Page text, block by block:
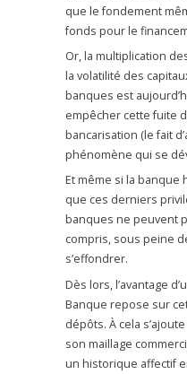
que le fondement
fonds pour le
Or, la multiplication
la volatilité des
banques est
empêcher cette fuite
bancarisation (le fait
phénomène qui se
Et même si la
que ces derniers
banques ne peuvent
compris, sous peine
s’effondrer.
Dès lors, l’avantage
Banque repose sur
dépôts. À cela
son maillage
un historique affectif